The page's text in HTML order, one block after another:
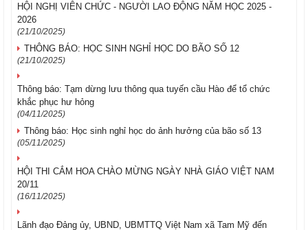
HỘI NGHỊ VIÊN CHỨC - NGƯỜI LAO ĐỘNG NĂM HỌC 2025 -
2026
(21/10/2025)
THÔNG BÁO: HỌC SINH NGHỈ HỌC DO BÃO SỐ 12
(21/10/2025)
Thông báo: Tạm dừng lưu thông qua tuyến cầu Hào để tổ chức
khắc phục hư hỏng
(04/11/2025)
Thông báo: Học sinh nghỉ học do ảnh hưởng của bão số 13
(05/11/2025)
HỘI THI CẮM HOA CHÀO MỪNG NGÀY NHÀ GIÁO VIỆT NAM
20/11
(16/11/2025)
Lãnh đạo Đảng ủy, UBND, UBMTTQ Việt Nam xã Tam Mỹ đến